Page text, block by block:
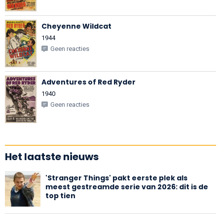
Cheyenne Wildcat
1944
Geen reacties
Adventures of Red Ryder
1940
Geen reacties
Het laatste nieuws
'Stranger Things' pakt eerste plek als
meest gestreamde serie van 2026: dit is de
top tien